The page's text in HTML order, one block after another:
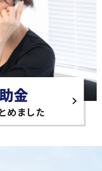
金
めました